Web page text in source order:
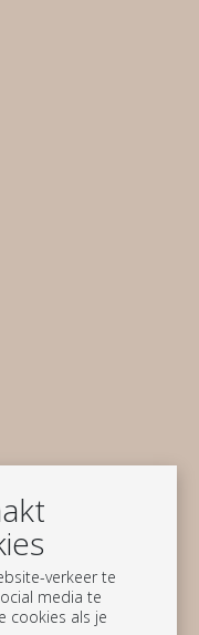
verkeer te
media te
cookies als je